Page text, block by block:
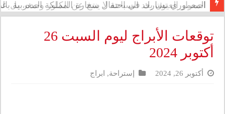
المعموري تشارك في احتفال سفارة المملكة المغربية بالذكرى الـ27
توقعات الأبراج ليوم السبت 26
أكتوبر 2024
أكتوبر 26, 2024 إستراحة, ابراج